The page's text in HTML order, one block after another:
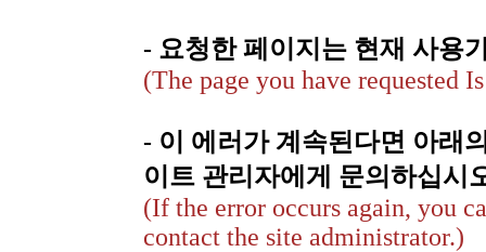
- 요청한 페이지는 현재 사용
(The page you have requested
- 이 에러가 계속된다면 아래
이트 관리자에게 문의하십시
(If the error occurs again, you
contact the site administrator.)